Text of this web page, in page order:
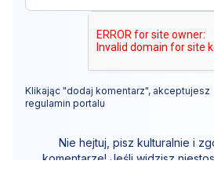
Klikając "dodaj komentarz", akceptujesz
regulamin portalu
Nie hejtuj, pisz kulturalnie i
komentarze! Jeśli widzisz